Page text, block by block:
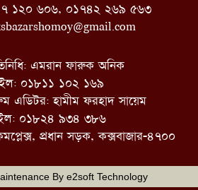
১২০ ৬০৬, ০১৭৪২ ২৬৯ ৫৬৩
এমরান ফারুক অনিক
০১৮১১ ১০২ ১৬৯
এডিটর: হামীম ফরহাদ সায়েম
০১৮২৪ ৯৩৪ ৩৮৬
প্রধান সড়ক, কক্সবাজার-৪৭০০
By e2soft Technology